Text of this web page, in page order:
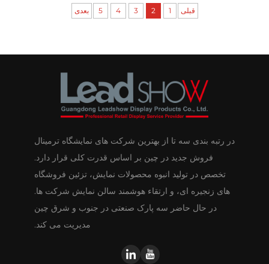
قبلی 1
2
3
4
5 بعدی
در رتبه بندی سه تا از بهترین شرکت های نمایشگاه ترمینال
فروش جدید در چین بر اساس قدرت کلی قرار دارد.
تخصص در تولید انبوه محصولات نمایش، تزئین فروشگاه
های زنجیره ای، و ارتقاء هوشمند سالن نمایش شرکت ها.
در حال حاضر سه پارک صنعتی در جنوب و شرق چین
مدیریت می کند.